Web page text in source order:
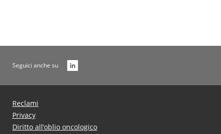
Seguici anche su
Reclami
Privacy
Diritto all’oblio oncologico